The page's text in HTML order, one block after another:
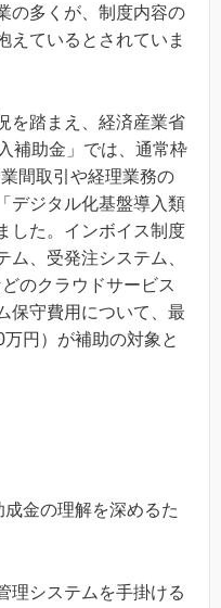
の多くが、制度内容の
えているとされていま
を踏まえ、経済産業省
補助金」では、通常枠
間取引や経理業務の
デジタル化基盤導入類
した。インボイス制度
ム、受発注システム、
のクラウドサービス
保守費用について、最
円）が補助の対象と
金の理解を深めるた
理システムを手掛ける